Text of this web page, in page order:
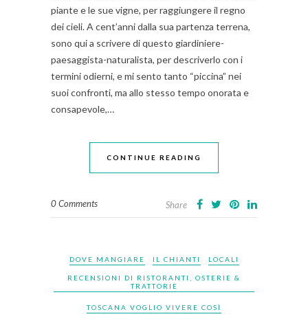
piante e le sue vigne, per raggiungere il regno
dei cieli. A cent’anni dalla sua partenza terrena,
sono qui a scrivere di questo giardiniere-
paesaggista-naturalista, per descriverlo con i
termini odierni, e mi sento tanto “piccina” nei
suoi confronti, ma allo stesso tempo onorata e
consapevole,…
CONTINUE READING
0 Comments Share
DOVE MANGIARE IL CHIANTI LOCALI
RECENSIONI DI RISTORANTI, OSTERIE &
TRATTORIE
TOSCANA VOGLIO VIVERE COSÌ